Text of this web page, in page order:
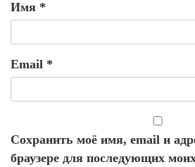
Имя *
Email *
Сохранить моё имя, email и
браузере для последующих